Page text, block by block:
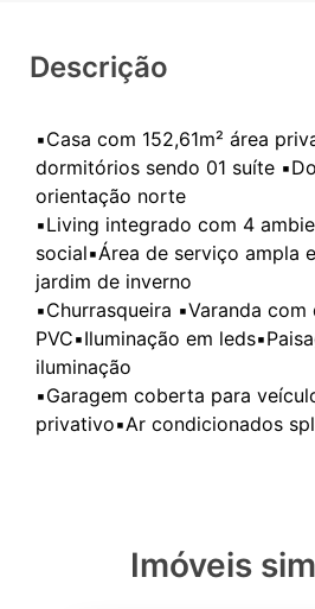
Descrição
▪️Casa com 152,61m² área
dormitórios sendo 01 suíte
orientação norte
▪️Living integrado com 4
social▪️Área de serviço ampla
jardim de inverno
▪️Churrasqueira ▪️Varanda
PVC▪️Iluminação em
iluminação
▪️Garagem coberta para
Imóveis